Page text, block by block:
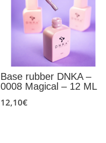
Base rubber DNKA –
0008 Magical – 12 ML
12,10€